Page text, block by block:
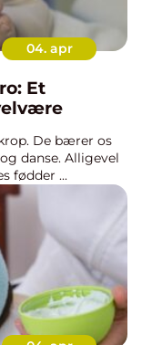
04. apr
Et
De bærer os
danse. Alligevel
fødder ...